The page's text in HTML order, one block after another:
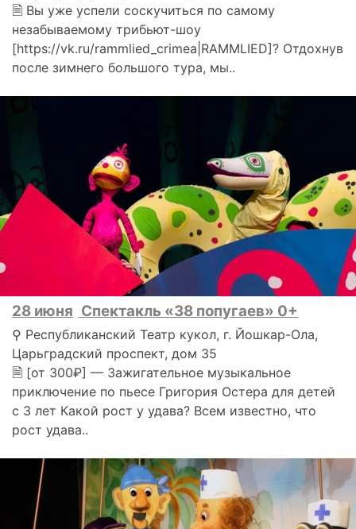
🗎 Вы уже успели соскучиться по самому
незабываемому трибьют-шоу
[https://vk.ru/rammlied_crimea|RAMMLIED]? Отдохнув
после зимнего большого тура, мы..
28 июня Спектакль «38 попугаев» 0+
⚲ Республиканский Театр кукол, г. Йошкар-Ола,
Царьградский проспект, дом 35
🗎 [от 300₽] — Зажигательное музыкальное
приключение по пьесе Григория Остера для детей
с 3 лет Какой рост у удава? Всем известно, что
рост удава..